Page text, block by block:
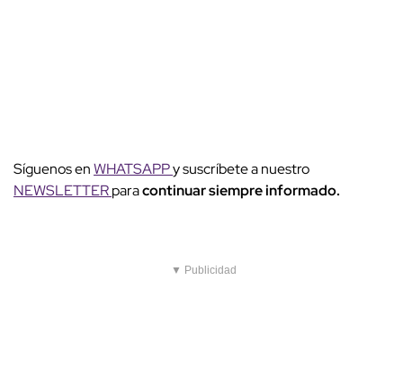
Síguenos enWHATSAPPy suscríbete a nuestro
NEWSLETTERparacontinuar siempre informado.
▼ Publicidad